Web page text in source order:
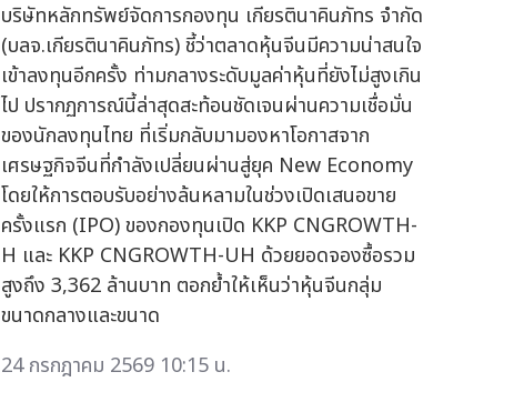
บริษัทหลักทรัพย์จัดการกองทุน เกียรตินาคินภัทร จำกัด
(บลจ.เกียรตินาคินภัทร) ชี้ว่าตลาดหุ้นจีนมีความน่าสนใจ
เข้าลงทุนอีกครั้ง ท่ามกลางระดับมูลค่าหุ้นที่ยังไม่สูงเกิน
ไป ปรากฏการณ์นี้ล่าสุดสะท้อนชัดเจนผ่านความเชื่อมั่น
ของนักลงทุนไทย ที่เริ่มกลับมามองหาโอกาสจาก
เศรษฐกิจจีนที่กำลังเปลี่ยนผ่านสู่ยุค New Economy
โดยให้การตอบรับอย่างล้นหลามในช่วงเปิดเสนอขาย
ครั้งแรก (IPO) ของกองทุนเปิด KKP CNGROWTH-
H และ KKP CNGROWTH-UH ด้วยยอดจองซื้อรวม
สูงถึง 3,362 ล้านบาท ตอกย้ำให้เห็นว่าหุ้นจีนกลุ่ม
ขนาดกลางและขนาด
24 กรกฎาคม 2569 10:15 น.